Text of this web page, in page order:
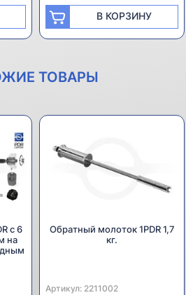
В КОРЗИНУ
ТОВАРЫ
с 6
на
Обратный молоток 1PDR 1,7
кг.
Артикул: 2211002
Производитель: